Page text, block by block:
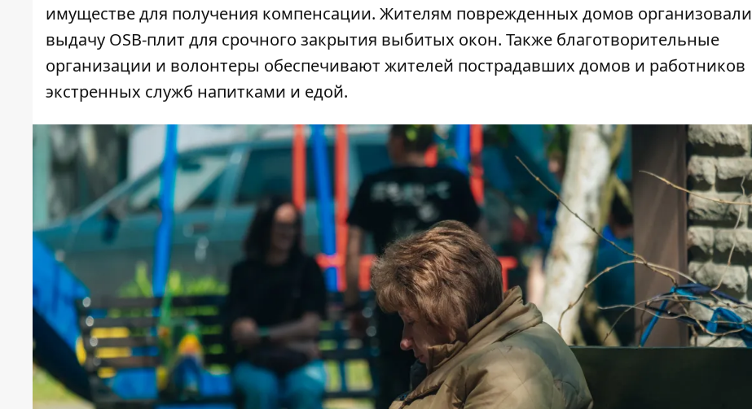
имуществе для получения компенсации. Жителям поврежденных домов организовали
выдачу OSB-плит для срочного закрытия выбитых окон. Также благотворительные
организации и волонтеры обеспечивают жителей пострадавших домов и работников
экстренных служб напитками и едой.